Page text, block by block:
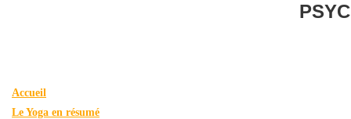
Accueil
Le Yoga en résumé